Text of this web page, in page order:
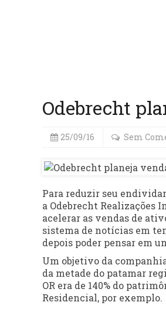
Odebrecht
25/09/16 Sem
Para reduzir seu
a Odebrecht Realizações
acelerar as vendas de
sistema de notícias em
depois poder pensar em
Um objetivo da
da metade do patamar
OR era de 140% do
Residencial, por exemplo.